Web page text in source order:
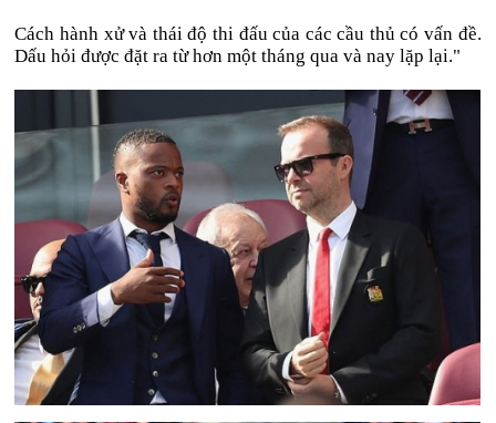
Cách hành xử và thái độ thi đấu của các cầu thủ có vấn đề.
Dấu hỏi được đặt ra từ hơn một tháng qua và nay lặp lại."